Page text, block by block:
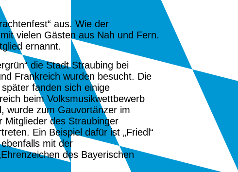
aus. Wie der
vielen Gästen aus Nah und Fern.
ernannt.
die Stadt Straubing bei
Frankreich wurden besucht. Die
fanden sich einige
beim Volksmusikwettbewerb
wurde zum Gauvortänzer im
Mitglieder des Straubinger
Ein Beispiel dafür ist „Friedl“
mit der
des Bayerischen